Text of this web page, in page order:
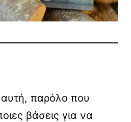
παρόλο που
βάσεις για να